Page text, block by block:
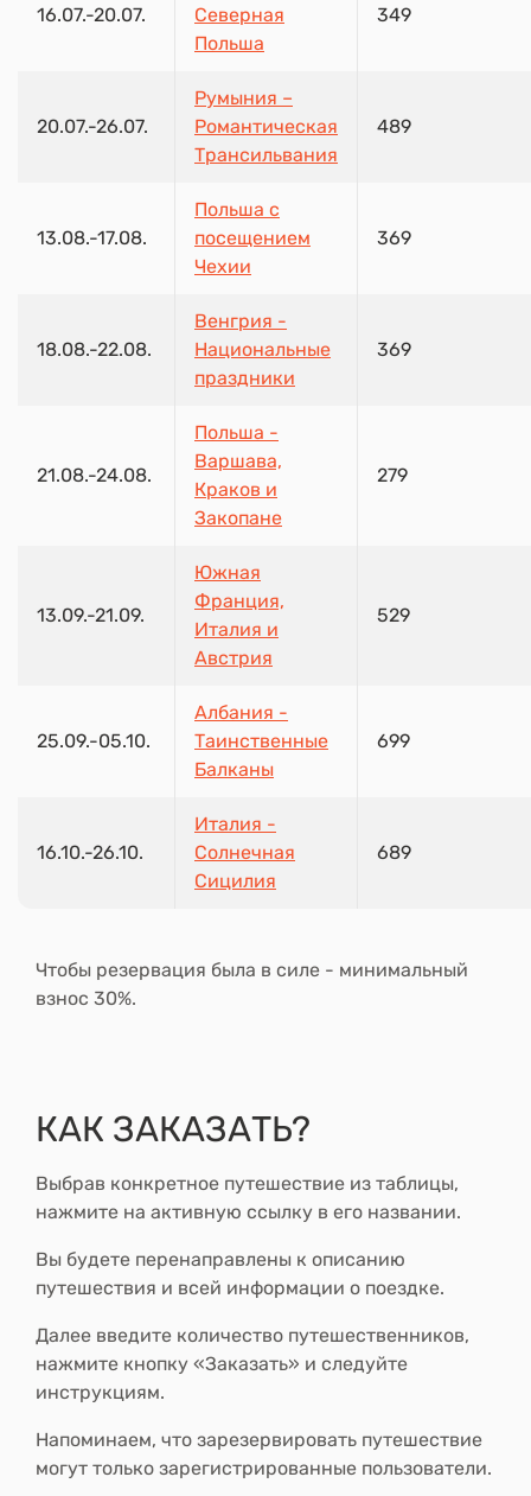
16.07.-20.07.
Северная
Польша
349
20.07.-26.07.
Румыния –
Романтическая
Трансильвания
489
13.08.-17.08.
Польша с
посещением
Чехии
369
18.08.-22.08.
Венгрия -
Национальные
праздники
369
21.08.-24.08.
Польша -
Варшава,
Краков и
Закопане
279
13.09.-21.09.
Южная
Франция,
Италия и
Австрия
529
25.09.-05.10.
Албания -
Таинственные
Балканы
699
16.10.-26.10.
Италия -
Солнечная
Сицилия
689
Чтобы резервация была в силе - минимальный
взнос 30%.
КАК ЗАКАЗАТЬ?
Выбрав конкретное путешествие из таблицы,
нажмите на активную ссылку в его названии.
Вы будете перенаправлены к описанию
путешествия и всей информации о поездке.
Далее введите количество путешественников,
нажмите кнопку «Заказать» и следуйте
инструкциям.
Напоминаем, что зарезервировать путешествие
могут только зарегистрированные пользователи.